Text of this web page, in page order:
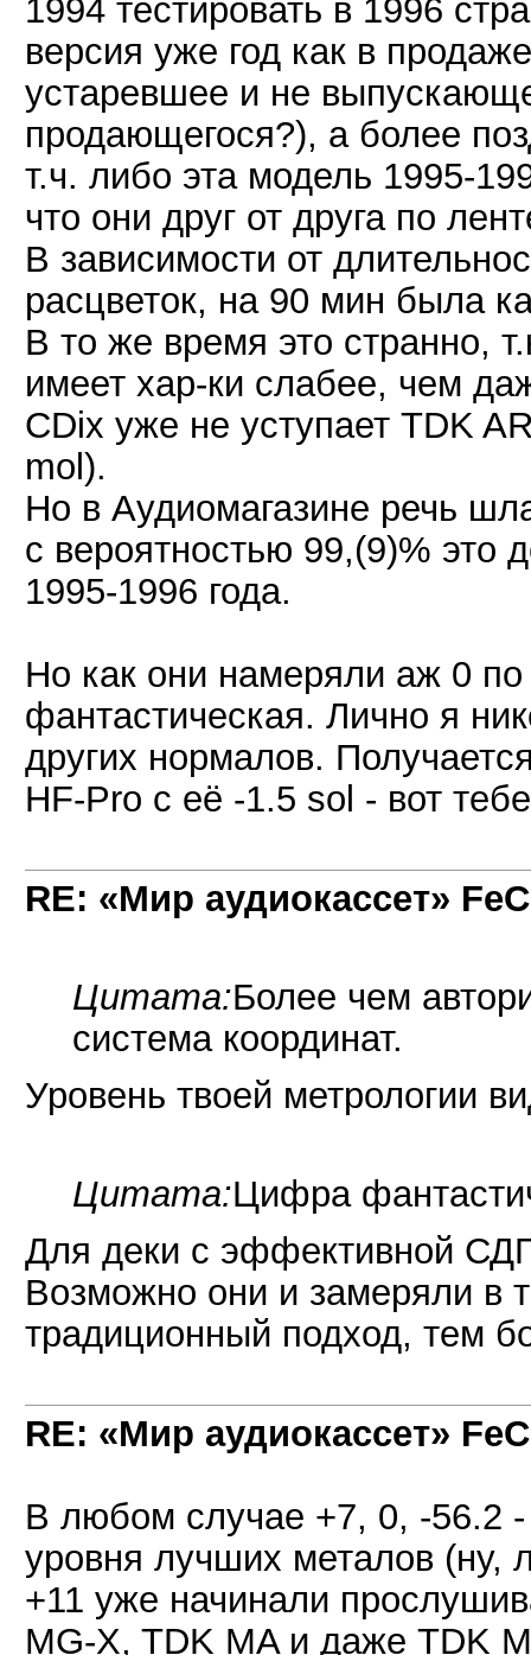
1994 тестировать в 1996
версия уже год как в
устаревшее и не
продающегося?), а более
т.ч. либо эта модель 1995-
что они друг от друга по
В зависимости от
расцветок, на 90 мин была
В то же время это странно,
имеет хар-ки слабее, чем
CDix уже не уступает TDK
mol).
Но в Аудиомагазине речь
с вероятностью 99,(9)%
1995-1996 года.
Но как они намеряли аж 0
фантастическая. Лично я
других нормалов.
HF-Pro с её -1.5 sol - вот
RE: «Мир аудиокассет»
Цитата:Более чем
система координат.
Уровень твоей метрологии
Цитата:Цифра
Для деки с эффективной
Возможно они и замеряли в
традиционный подход, тем
RE: «Мир аудиокассет»
В любом случае +7, 0, -56.2
уровня лучших металов (ну,
+11 уже начинали
MG-X, TDK MA и даже TDK